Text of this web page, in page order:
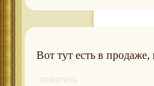
Вот тут есть в продаже,
ответить